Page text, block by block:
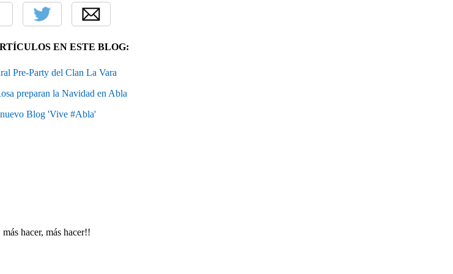
EN ESTE BLOG:
Pre-Party del Clan La Vara
preparan la Navidad en Abla
Blog 'Vive #Abla'
hacer, más hacer!!